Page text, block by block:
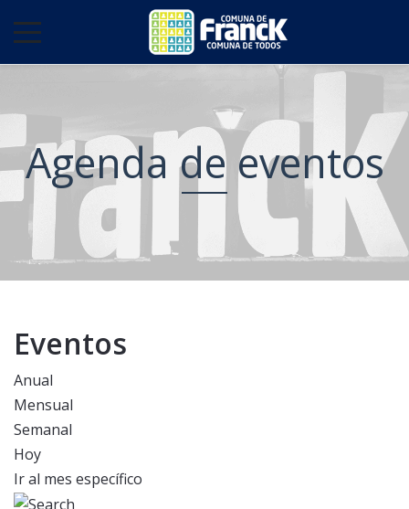
Agenda de eventos
Eventos
Anual
Mensual
Semanal
Hoy
Ir al mes específico